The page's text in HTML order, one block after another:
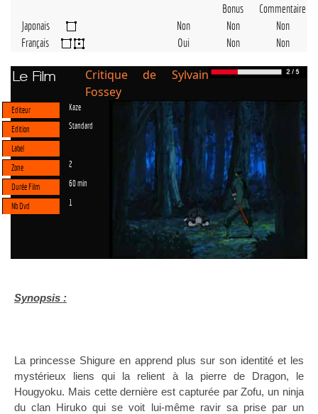
Bonus
Commentaire
Japonais
Non Non
Non
Français
Oui Non Non
Le Film
Critique de Sylvain
Fossey
Editeur Kaze
Edition Standard
Label
Zone
2
Durée Film 60 min
Nb Dvd 1
Synopsis :
La princesse Shigure en apprend plus sur son identité et les
mystérieux liens qui la relient à la pierre de Dragon, le
Hougyoku. Mais cette dernière est capturée par Zofu, un ninja
du clan Hiruko qui se voit lui-même ravir sa prise par un